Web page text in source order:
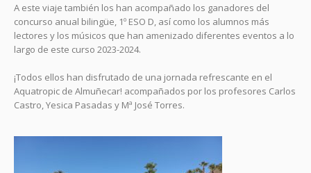
A este viaje también los han acompañado los ganadores del
concurso anual bilingüe, 1º ESO D, así como los alumnos más
lectores y los músicos que han amenizado diferentes eventos a lo
largo de este curso 2023-2024.
¡Todos ellos han disfrutado de una jornada refrescante en el
Aquatropic de Almuñecar! acompañados por los profesores Carlos
Castro, Yesica Pasadas y Mª José Torres.